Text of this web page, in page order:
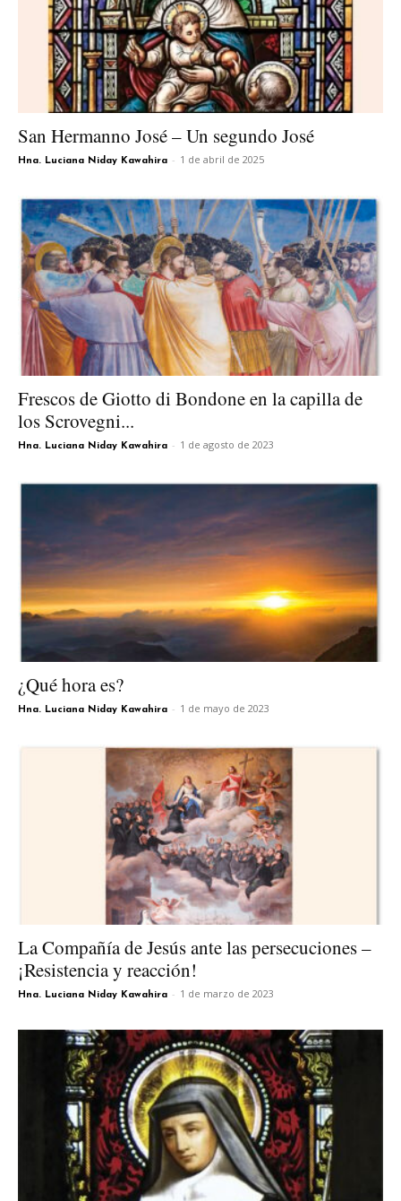
San Hermanno José – Un segundo José
Hna. Luciana Niday Kawahira - 1 de abril de 2025
Frescos de Giotto di Bondone en la capilla de
los Scrovegni...
Hna. Luciana Niday Kawahira - 1 de agosto de 2023
¿Qué hora es?
Hna. Luciana Niday Kawahira - 1 de mayo de 2023
La Compañía de Jesús ante las persecuciones –
¡Resistencia y reacción!
Hna. Luciana Niday Kawahira - 1 de marzo de 2023